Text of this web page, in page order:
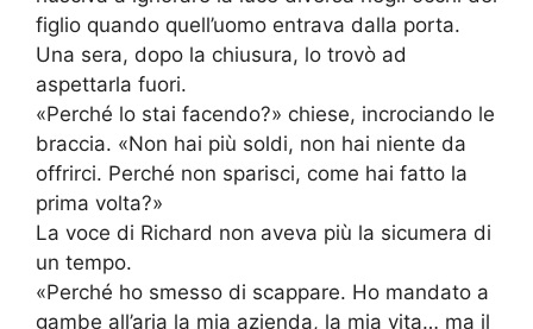
figlio quando quell’uomo entrava dalla porta.
Una sera, dopo la chiusura, lo trovò ad
aspettarla fuori.
«Perché lo stai facendo?» chiese, incrociando le
braccia. «Non hai più soldi, non hai niente da
offrirci. Perché non sparisci, come hai fatto la
prima volta?»
La voce di Richard non aveva più la sicumera di
un tempo.
«Perché ho smesso di scappare. Ho mandato a
gambe all’aria la mia azienda, la mia vita… ma il